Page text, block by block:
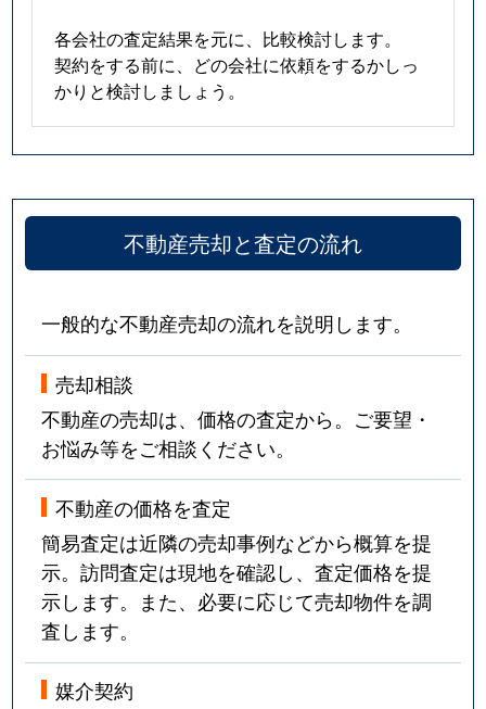
各会社の査定結果を元に、比較検討します。
契約をする前に、どの会社に依頼をするかしっ
かりと検討しましょう。
不動産売却と査定の流れ
一般的な不動産売却の流れを説明します。
売却相談
不動産の売却は、価格の査定から。ご要望・
お悩み等をご相談ください。
不動産の価格を査定
簡易査定は近隣の売却事例などから概算を提
示。訪問査定は現地を確認し、査定価格を提
示します。また、必要に応じて売却物件を調
査します。
媒介契約